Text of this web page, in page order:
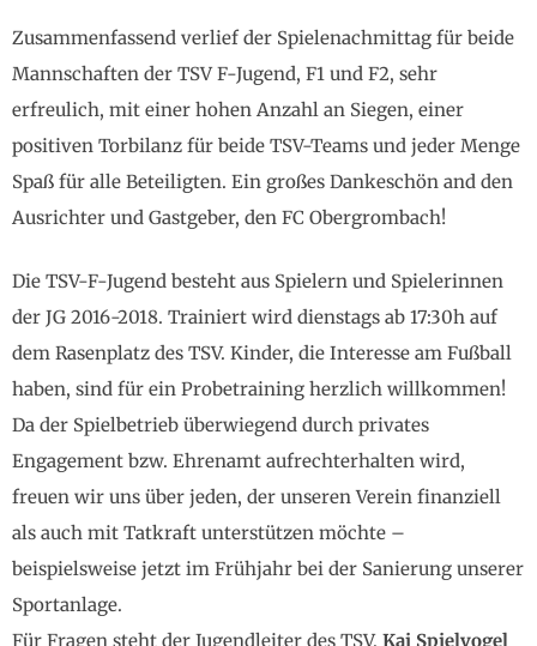
Zusammenfassend verlief der Spielenachmittag für beide
Mannschaften der TSV F-Jugend, F1 und F2, sehr
erfreulich, mit einer hohen Anzahl an Siegen, einer
positiven Torbilanz für beide TSV-Teams und jeder Menge
Spaß für alle Beteiligten. Ein großes Dankeschön and den
Ausrichter und Gastgeber, den FC Obergrombach!
Die TSV-F-Jugend besteht aus Spielern und Spielerinnen
der JG 2016-2018. Trainiert wird dienstags ab 17:30h auf
dem Rasenplatz des TSV. Kinder, die Interesse am Fußball
haben, sind für ein Probetraining herzlich willkommen!
Da der Spielbetrieb überwiegend durch privates
Engagement bzw. Ehrenamt aufrechterhalten wird,
freuen wir uns über jeden, der unseren Verein finanziell
als auch mit Tatkraft unterstützen möchte –
beispielsweise jetzt im Frühjahr bei der Sanierung unserer
Sportanlage.
Für Fragen steht der Jugendleiter des TSV, Kai Spielvogel